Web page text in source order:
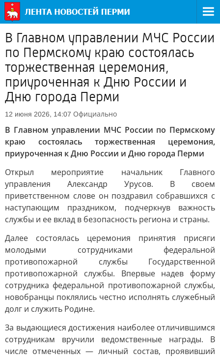
В Главном управлении МЧС России
по Пермскому краю состоялась
торжественная церемония,
приуроченная к Дню России и
Дню города Перми
12 июня 2026, 14:07 Официально
В Главном управлении МЧС России по Пермскому
краю состоялась торжественная церемония,
приуроченная к Дню России и Дню города Перми
Открыл мероприятие начальник Главного
управления Александр Урусов. В своем
приветственном слове он поздравил собравшихся с
наступающим праздником, подчеркнув важность
службы и ее вклад в безопасность региона и страны.
Далее состоялась церемония принятия присяги
молодыми сотрудниками федеральной
противопожарной службы Государственной
противопожарной службы. Впервые надев форму
сотрудника федеральной противопожарной службы,
новобранцы поклялись честно исполнять служебный
долг и служить Родине.
За выдающиеся достижения наиболее отличившимся
сотрудникам вручили ведомственные награды. В
числе отмеченных — личный состав, проявивший